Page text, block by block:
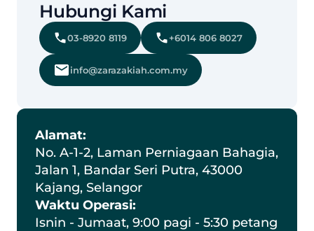
Hubungi Kami
03-8920 8119 +6014 806 8027
info@zarazakiah.com.my
Alamat:
No. A-1-2, Laman Perniagaan Bahagia,
Jalan 1, Bandar Seri Putra, 43000
Kajang, Selangor
Waktu Operasi:
Isnin - Jumaat, 9:00 pagi - 5:30 petang